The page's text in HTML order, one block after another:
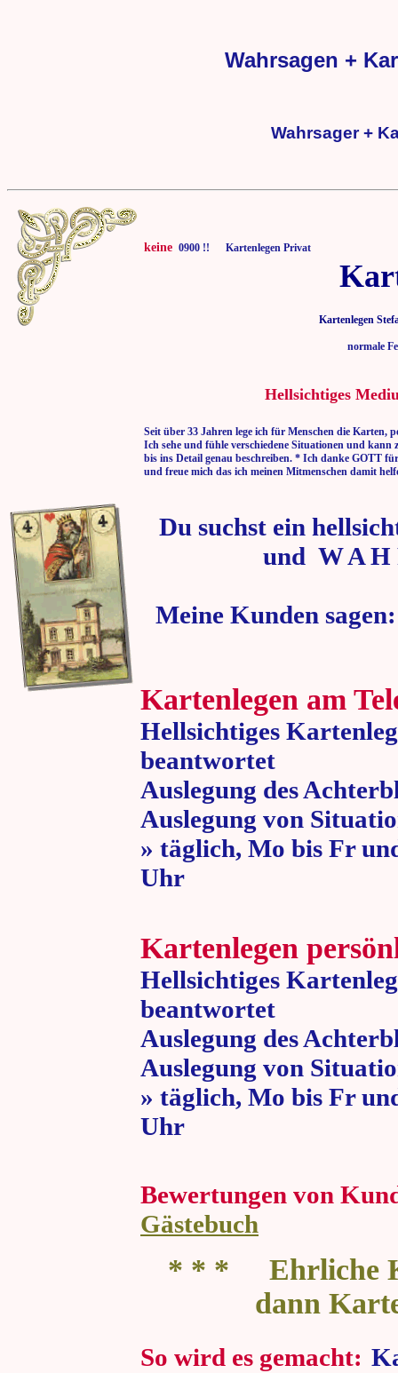
Wahrsagen +
Wahrsager +
keine 0900 !! Kartenlegen Privat
Kartenlegen
normale
Hellsichtiges
Seit über 33 Jahren lege ich für Menschen die Karten,
Ich sehe und fühle verschiedene Situationen und kann
bis ins Detail genau beschreiben. * Ich danke GOTT
und freue mich das ich meinen Mitmenschen damit
Du suchst ein
und W A H
Meine Kunden
Kartenlegen am
Hellsichtiges
beantwortet
Auslegung des
Auslegung von
» täglich, Mo bis Fr
Uhr » 80
Kartenlegen
Hellsichtiges
beantwortet
Auslegung des
Auslegung von
» täglich, Mo bis Fr
Uhr » 80
Bewertungen von
Gästebuch
* * * Ehrliche
dann
So wird es gemacht: